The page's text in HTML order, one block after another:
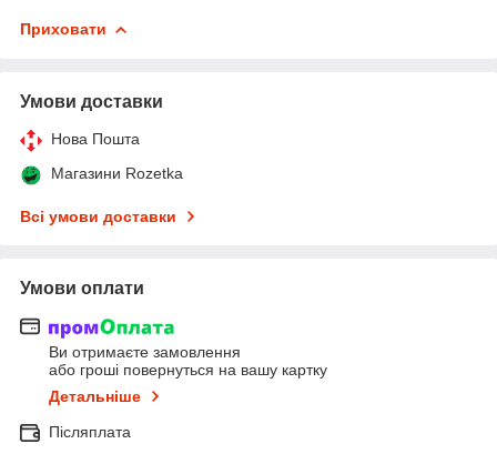
Приховати
Умови доставки
Нова Пошта
Магазини Rozetka
Всі умови доставки
Умови оплати
Ви отримаєте замовлення
або гроші повернуться на вашу картку
Детальніше
Післяплата